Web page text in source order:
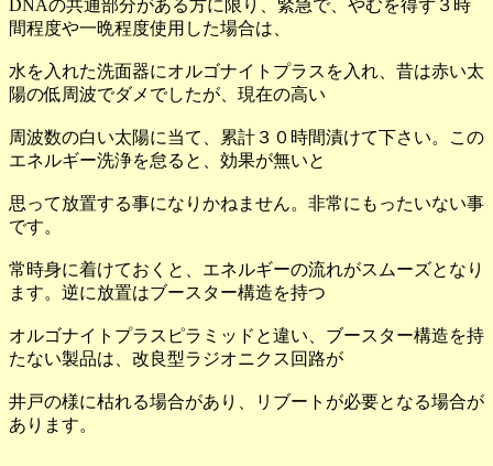
DNAの共通部分がある方に限り、緊急で、やむを得ず３時
間程度や一晩程度使用した場合は、
水を入れた洗面器にオルゴナイトプラスを入れ、昔は赤い太
陽の低周波でダメでしたが、現在の高い
周波数の白い太陽に当て、累計３０時間漬けて下さい。この
エネルギー洗浄を怠ると、効果が無いと
思って放置する事になりかねません。非常にもったいない事
です。
常時身に着けておくと、エネルギーの流れがスムーズとなり
ます。逆に放置はブースター構造を持つ
オルゴナイトプラスピラミッドと違い、ブースター構造を持
たない製品は、改良型ラジオニクス回路が
井戸の様に枯れる場合があり、リブートが必要となる場合が
あります。